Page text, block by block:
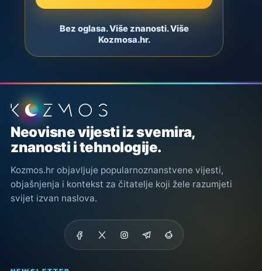
Bez oglasa. Više znanosti. Više
Kozmosa.hr.
Podnožje stranice
Neovisne vijesti iz svemira,
znanosti i tehnologije.
Kozmos.hr objavljuje popularnoznanstvene vijesti,
objašnjenja i kontekst za čitatelje koji žele razumjeti
svijet izvan naslova.